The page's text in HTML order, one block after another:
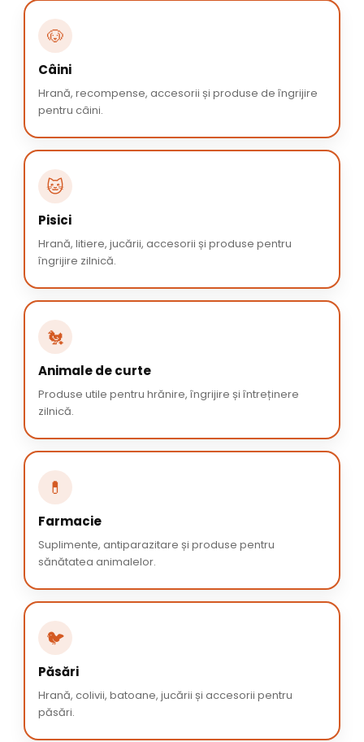
🐶
Câini
Hrană, recompense, accesorii și produse de îngrijire
pentru câini.
🐱
Pisici
Hrană, litiere, jucării, accesorii și produse pentru
îngrijire zilnică.
🐔
Animale de curte
Produse utile pentru hrănire, îngrijire și întreținere
zilnică.
💊
Farmacie
Suplimente, antiparazitare și produse pentru
sănătatea animalelor.
🐦
Păsări
Hrană, colivii, batoane, jucării și accesorii pentru
păsări.